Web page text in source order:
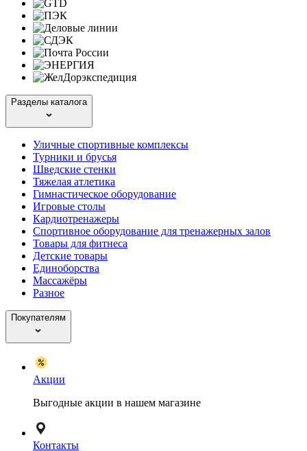
Разделы каталога
Уличные спортивные комплексы
Турники и брусья
Шведские стенки
Тяжелая атлетика
Гимнастическое оборудование
Игровые столы
Кардиотренажеры
Спортивное оборудование для тренажерных залов
Товары для фитнеса
Детские товары
Единоборства
Массажёры
Разное
Покупателям
Акции
Выгодные акции в нашем магазине
Контакты